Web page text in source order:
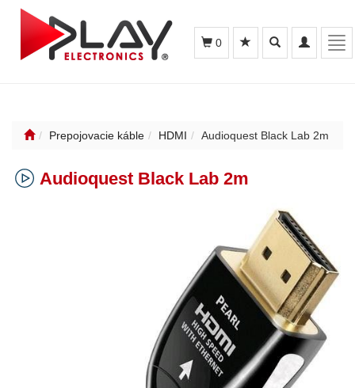
Toggle
navigation
Toggle
search
0
Prepojovacie káble HDMI Audioquest Black Lab 2m
Audioquest Black Lab 2m